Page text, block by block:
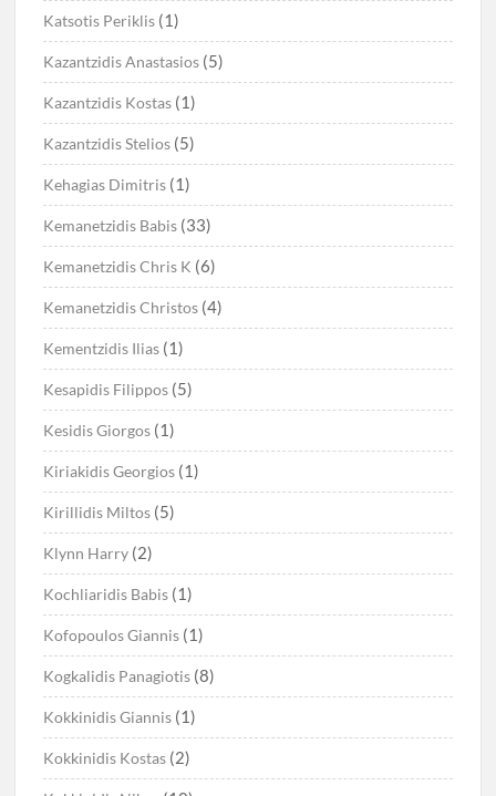
Katsotis Periklis (1)
Kazantzidis Anastasios (5)
Kazantzidis Kostas (1)
Kazantzidis Stelios (5)
Kehagias Dimitris (1)
Kemanetzidis Babis (33)
Kemanetzidis Chris K (6)
Kemanetzidis Christos (4)
Kementzidis Ilias (1)
Kesapidis Filippos (5)
Kesidis Giorgos (1)
Kiriakidis Georgios (1)
Kirillidis Miltos (5)
Klynn Harry (2)
Kochliaridis Babis (1)
Kofopoulos Giannis (1)
Kogkalidis Panagiotis (8)
Kokkinidis Giannis (1)
Kokkinidis Kostas (2)